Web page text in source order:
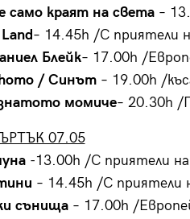
само краят на света–
– 14.45h /С приятели
Блейк– 17.00h /
/ Синът– 19.00h /
момиче– 20.30h /
07.05
-13.00h /С приятели
– 14.45h /С приятели
сънища– 17.00h /